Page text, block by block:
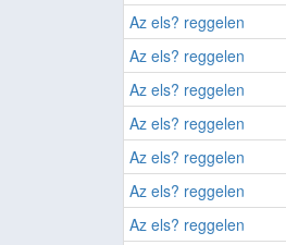
Az els? reggelen
Az els? reggelen
Az els? reggelen
Az els? reggelen
Az els? reggelen
Az els? reggelen
Az els? reggelen